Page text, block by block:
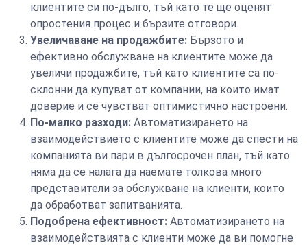
клиентите си по-дълго, тъй като те ще оценят
опростения процес и бързите отговори.
Увеличаване на продажбите: Бързото и
ефективно обслужване на клиентите може да
увеличи продажбите, тъй като клиентите са по-
склонни да купуват от компании, на които имат
доверие и се чувстват оптимистично настроени.
По-малко разходи: Автоматизирането на
взаимодействието с клиентите може да спести на
компанията ви пари в дългосрочен план, тъй като
няма да се налага да наемате толкова много
представители за обслужване на клиенти, които
да обработват запитванията.
Подобрена ефективност: Автоматизирането на
взаимодействията с клиенти може да ви помогне